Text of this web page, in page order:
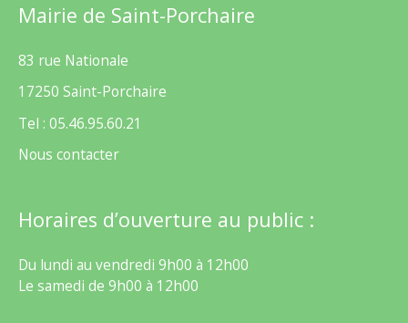
Mairie de Saint-Porchaire
83 rue Nationale
17250 Saint-Porchaire
Tel : 05.46.95.60.21
Nous contacter
Horaires d’ouverture au public :
Du lundi au vendredi 9h00 à 12h00
Le samedi de 9h00 à 12h00